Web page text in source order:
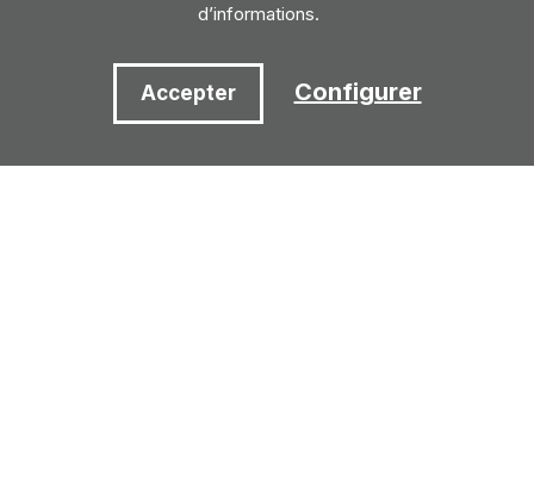
Des horaires
d’informations.
Accepter Configurer